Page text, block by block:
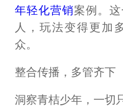
年轻化营销案例。
人，玩法变得更加
众。
整合传播，多管齐下
洞察青桔少年，一切